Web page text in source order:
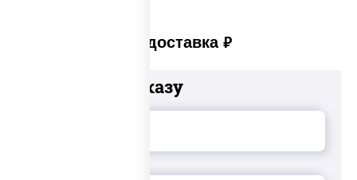
Платная доставка руб
Добавьте к заказу